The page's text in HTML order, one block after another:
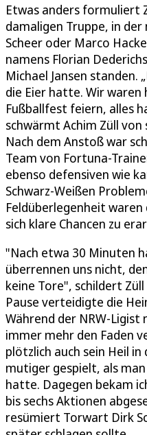
Etwas anders formuliert
damaligen Truppe, in
Scheer oder Marco
namens Florian
Michael Jansen standen.
die Eier hatte. Wir waren
Fußballfest feiern, alles
schwärmt Achim Züll von
Nach dem Anstoß war
Team von Fortuna-
ebenso defensiven wie
Schwarz-Weißen
Feldüberlegenheit
sich klare Chancen zu
"Nach etwa 30 Minuten
überrennen uns nicht,
keine Tore", schildert
Pause verteidigte die
Während der NRW-Ligist
immer mehr den Faden
plötzlich auch sein Heil in
mutiger gespielt, als
hatte. Dagegen bekam
bis sechs Aktionen
resümiert Torwart Dirk